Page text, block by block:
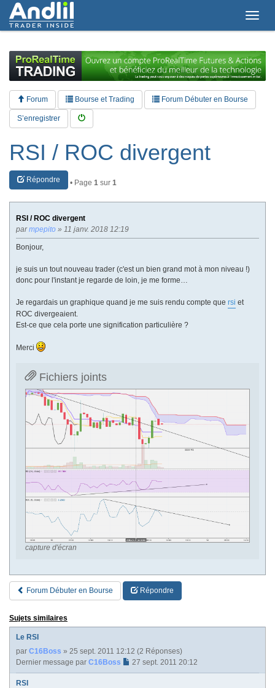
T
g
l
e
n
a
Forum Bourse et Trading Forum Débuter en Bourse
S’enregistrer
RSI / ROC divergent
Répondre • Page 1 sur 1
RSI / ROC divergent
parmpepito » 11 janv. 2018 12:19
Bonjour,
je suis un tout nouveau trader (c'est un bien grand mot à mon niveau !)
donc pour l'instant je regarde de loin, je me forme…
Je regardais un graphique quand je me suis rendu compte que rsi et
ROC divergeaient.
Est-ce que cela porte une signification particulière ?
Merci
Fichiers joints
capture d'écran
Forum Débuter en Bourse Répondre
Sujets similaires
Le RSI
par C16Boss » 25 sept. 2011 12:12 (2 Réponses)
Dernier message par C16Boss 27 sept. 2011 20:12
RSI